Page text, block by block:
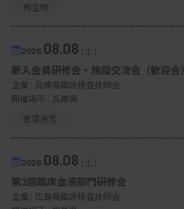
微生物
2026. 08.08（土）
新入会員研修会・施設交流会（歓迎会）
主催 : 兵庫県臨床検査技師会
開催場所 : 兵庫県
管理運営
2026. 08.08（土）
第2回臨床血液部門研修会
主催 : 広島県臨床検査技師会